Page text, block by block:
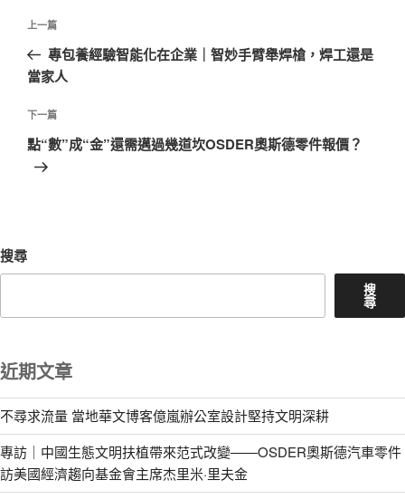
文
導
覽
上
一
篇
章
上一篇
專包養經驗智能化在企業｜智妙手臂舉焊槍，焊工還是
當家人
下
一
下一篇
點“數”成“金”還需邁過幾道坎OSDER奧斯德零件報價？
搜尋
搜
尋
近期文章
不尋求流量 當地華文博客億嵐辦公室設計堅持文明深耕
專訪｜中國生態文明扶植帶來范式改變——OSDER奧斯德汽車零件
訪美國經濟趨向基金會主席杰里米·里夫金